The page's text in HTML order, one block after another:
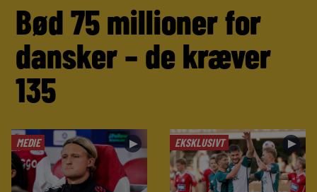
Bød 75 millioner for
dansker – de kræver
135
MEDIE ► EKSKLUSIVT ►